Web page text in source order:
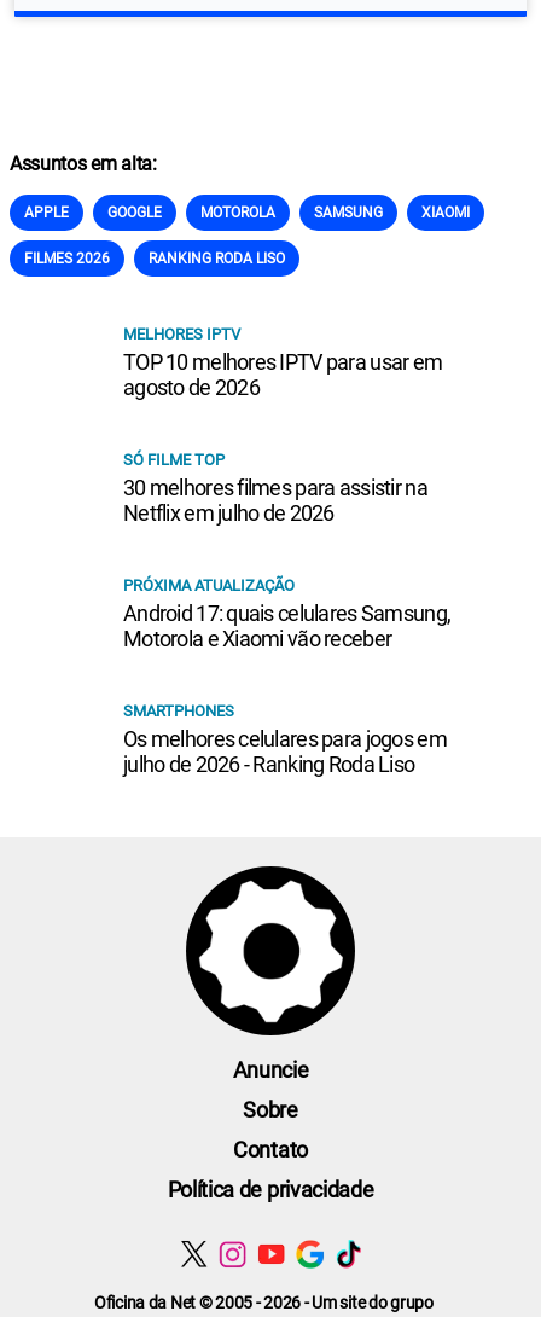
Assuntos em alta:
APPLE GOOGLE MOTOROLA SAMSUNG XIAOMI
FILMES 2026 RANKING RODA LISO
MELHORES IPTV
TOP 10 melhores IPTV para usar em
agosto de 2026
SÓ FILME TOP
30 melhores filmes para assistir na
Netflix em julho de 2026
PRÓXIMA ATUALIZAÇÃO
Android 17: quais celulares Samsung,
Motorola e Xiaomi vão receber
SMARTPHONES
Os melhores celulares para jogos em
julho de 2026 - Ranking Roda Liso
Oficina da Net © 2005 - 2026 - Um site do grupo
Anuncie
Sobre
Contato
Política de privacidade